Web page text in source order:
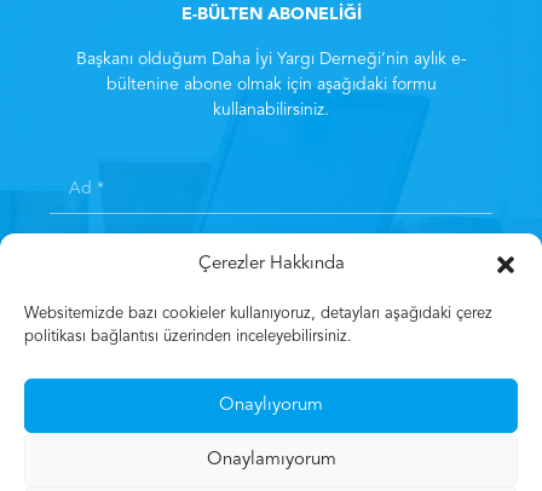
Çerezler Hakkında
Websitemizde bazı cookieler kullanıyoruz, detayları aşağıdaki çerez
politikası bağlantısı üzerinden inceleyebilirsiniz.
Onaylıyorum
Onaylamıyorum
E-BÜLTEN ABONELİĞİ
Başkanı olduğum Daha İyi Yargı Derneği’nin aylık e-
bültenine abone olmak için aşağıdaki formu
kullanabilirsiniz.